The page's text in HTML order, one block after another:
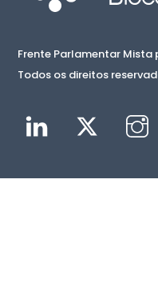
Frente Parlamentar
Todos os direitos
Linkedin Twitter